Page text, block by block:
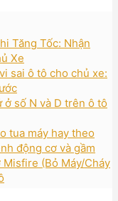
Tăng Tốc: Nhận
Xe
sai ô tô cho chủ xe:
ở số N và D trên ô tô
tua máy hay theo
động cơ và gầm
(Bỏ Máy/Cháy